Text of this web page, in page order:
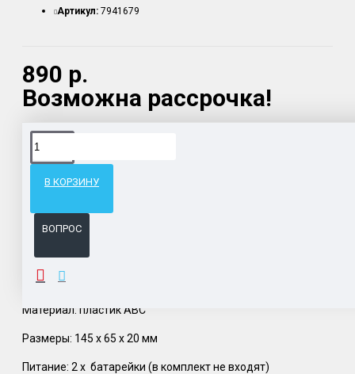
890 р.
Возможна рассрочка!
Артикул: 7941679
В КОРЗИНУ
ВОПРОС
Доставка товара по всему Таможенному союзу.
ОПИСАНИЕ
Материал: пластик АВС
Размеры: 145 х 65 х 20 мм
Питание: 2 х батарейки (в комплект не входят)